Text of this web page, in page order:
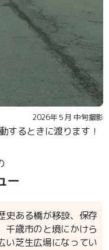
2026年５月 中旬撮影
するときに渡ります！
ー
史ある橋が移設、保存
千歳市のと境にかけら
い芝生広場になってい